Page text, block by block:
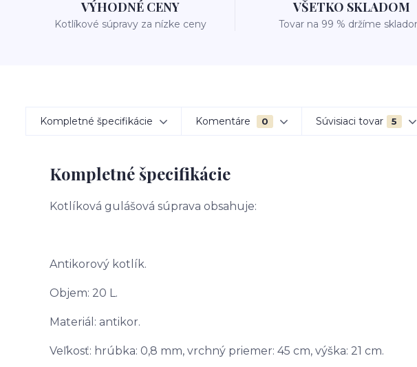
VÝHODNÉ CENY
Kotlíkové súpravy za nízke ceny
VŠETKO SKLADOM
Tovar na 99 % držíme
Kompletné špecifikácie Komentáre 0 Súvisiaci tovar 5
Kompletné špecifikácie
Kotlíková gulášová súprava obsahuje:
Antikorový kotlík.
Objem: 20 L.
Materiál: antikor.
Veľkosť: hrúbka: 0,8 mm, vrchný priemer: 45 cm, výška: 21 cm.